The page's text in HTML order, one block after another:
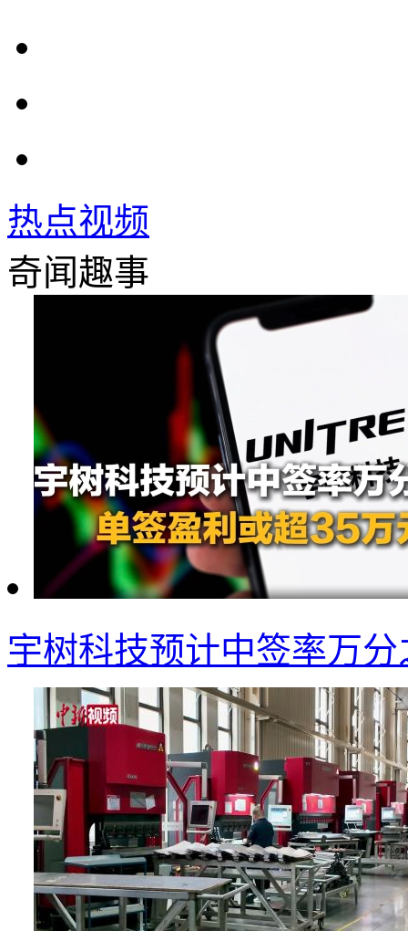
热点视频
奇闻趣事
宇树科技预计中签率万